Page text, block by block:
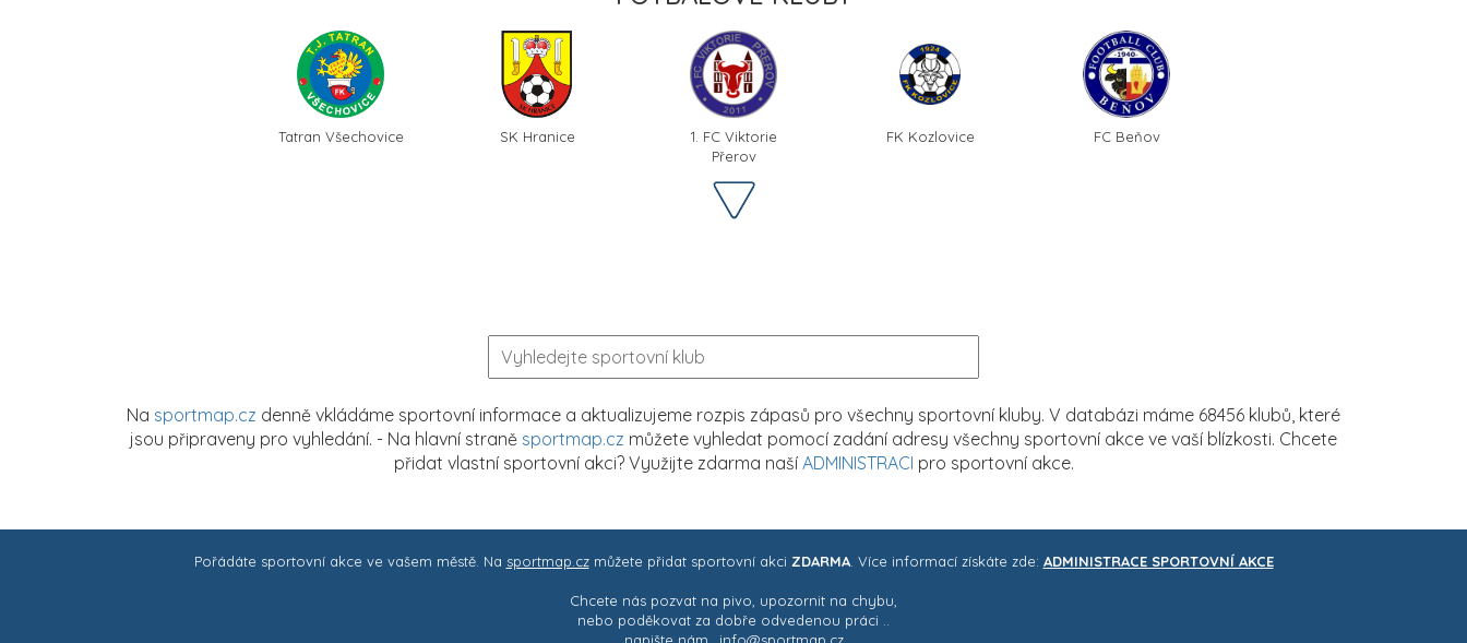
Tatran Všechovice SK Hranice
1. FC Viktorie
Přerov
FK Kozlovice FC Beňov
Na sportmap.cz denně vkládáme sportovní informace a aktualizujeme rozpis zápasů pro všechny sportovní kluby. V databázi máme 68456 klubů, které
jsou připraveny pro vyhledání. - Na hlavní straně sportmap.cz můžete vyhledat pomocí zadání adresy všechny sportovní akce ve vaší blízkosti. Chcete
přidat vlastní sportovní akci? Využijte zdarma naší ADMINISTRACI pro sportovní akce.
Pořádáte sportovní akce ve vašem městě. Na sportmap.czmůžete přidat sportovní akci ZDARMA. Více informací získáte zde: ADMINISTRACE SPORTOVNÍ AKCE
Chcete nás pozvat na pivo, upozornit na chybu,
nebo poděkovat za dobře odvedenou práci ..